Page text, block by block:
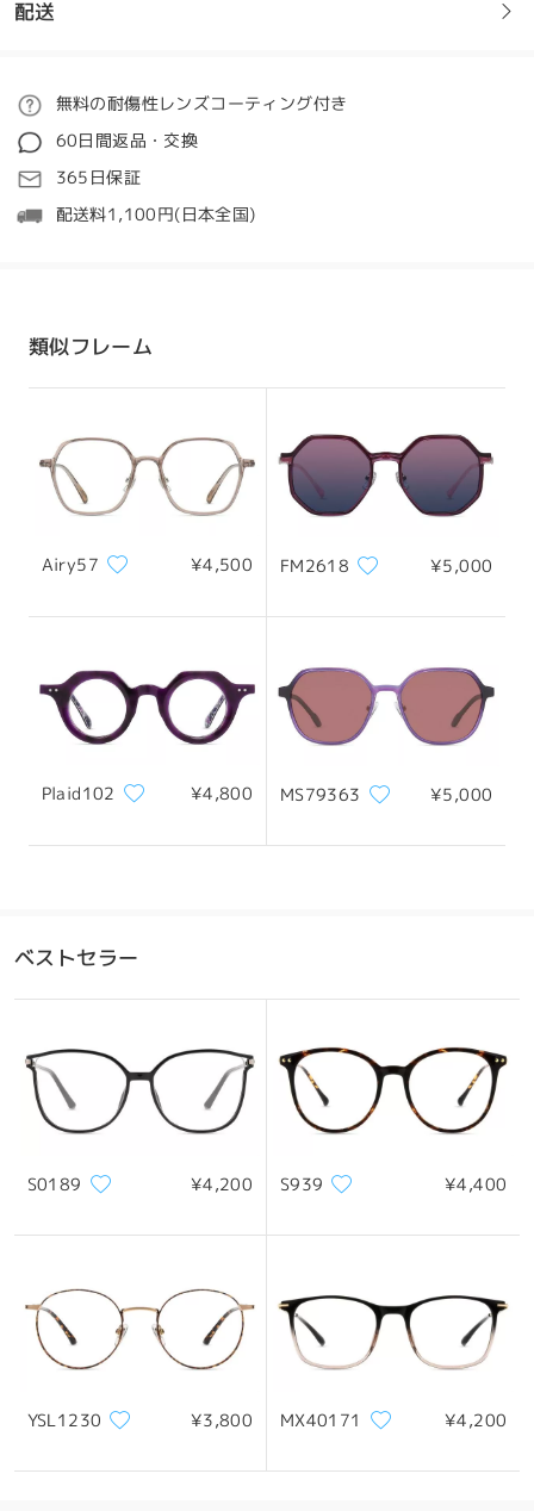
フレームについてご質問がある場合は、以下からお問い合わせく
質問する
配送
ご注文
処理時間
5-7営業日
詳細
配送時間
配送
無料の耐傷性レンズコーティング付き
60日間返品・交換
365日保証
配送料1,100円(日本全国)
類似フレーム
Airy57 ¥4,500 FM2618 ¥5,000
Plaid102 ¥4,800 MS79363 ¥5,000
ベストセラー
S0189 ¥4,200 S939 ¥4,400
YSL1230 ¥3,800 MX40171 ¥4,200